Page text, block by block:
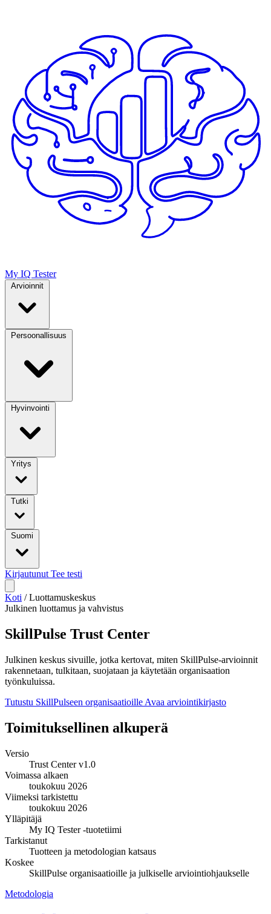
My IQ Tester
Arvioinnit
Persoonallisuus
Hyvinvointi
Yritys
Tutki
Suomi
Kirjautunut Tee testi
Koti / Luottamuskeskus
Julkinen luottamus ja vahvistus
SkillPulse Trust Center
Julkinen keskus sivuille, jotka kertovat, miten SkillPulse-arvioinnit
rakennetaan, tulkitaan, suojataan ja käytetään organisaation
työnkuluissa.
Tutustu SkillPulseen organisaatioille Avaa arviointikirjasto
Toimituksellinen alkuperä
Versio
Trust Center v1.0
Voimassa alkaen
toukokuu 2026
Viimeksi tarkistettu
toukokuu 2026
Ylläpitäjä
My IQ Tester -tuotetiimi
Tarkistanut
Tuotteen ja metodologian katsaus
Koskee
SkillPulse organisaatioille ja julkiselle arviointiohjaukselle
Metodologia